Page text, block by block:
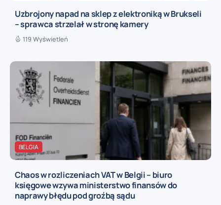
Uzbrojony napad na sklep z elektroniką w Brukseli
– sprawca strzelał w stronę kamery
119 Wyświetleń
BELGIA
Chaos w rozliczeniach VAT w Belgii – biuro
księgowe wzywa ministerstwo finansów do
naprawy błędu pod groźbą sądu